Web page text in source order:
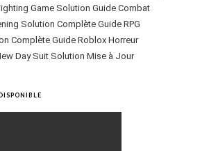
Game Solution Guide Combat
Solution Complète Guide RPG
Complète Guide Roblox Horreur
Day Suit Solution Mise à Jour